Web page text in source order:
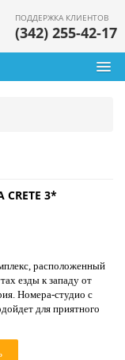
ПОДДЕРЖКА КЛИЕНТОВ
(342) 255-42-17
CRETE 3*
расположенный
езды к западу от
Номера-студио с
для приятного